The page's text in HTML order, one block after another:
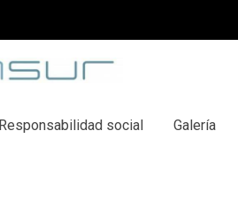
Responsabilidad social Galería